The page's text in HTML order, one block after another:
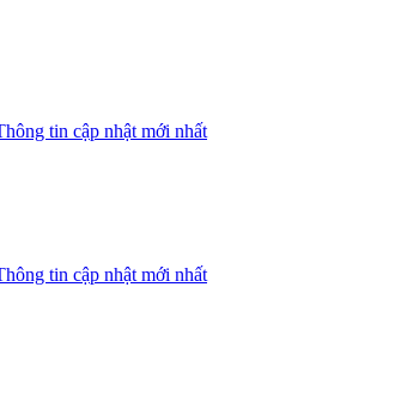
tin cập nhật mới nhất
tin cập nhật mới nhất